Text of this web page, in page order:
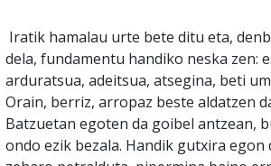
Iratik hamalau urte bete ditu eta,
dela, fundamentu handiko neska zen:
arduratsua, adeitsua, atsegina, beti
Orain, berriz, arropaz beste aldatzen
Batzuetan egoten da goibel antzean,
ondo ezik bezala. Handik gutxira egon